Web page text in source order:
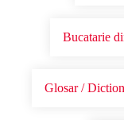
Bucatarie
Glosar /